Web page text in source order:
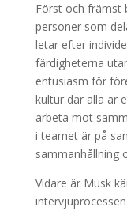
Först och främst
personer som
letar efter
färdigheterna
entusiasm för
kultur där alla är
arbeta mot
i teamet är på
sammanhållning
Vidare är Musk